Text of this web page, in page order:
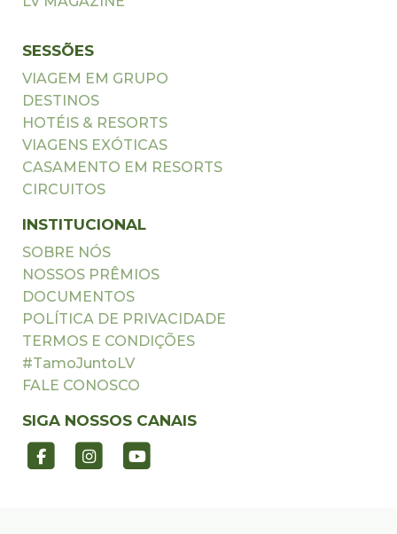
SESSÕES
VIAGEM EM GRUPO
DESTINOS
HOTÉIS & RESORTS
VIAGENS EXÓTICAS
CASAMENTO EM RESORTS
CIRCUITOS
INSTITUCIONAL
SOBRE NÓS
NOSSOS PRÊMIOS
DOCUMENTOS
POLÍTICA DE PRIVACIDADE
TERMOS E CONDIÇÕES
#TamoJuntoLV
FALE CONOSCO
SIGA NOSSOS CANAIS